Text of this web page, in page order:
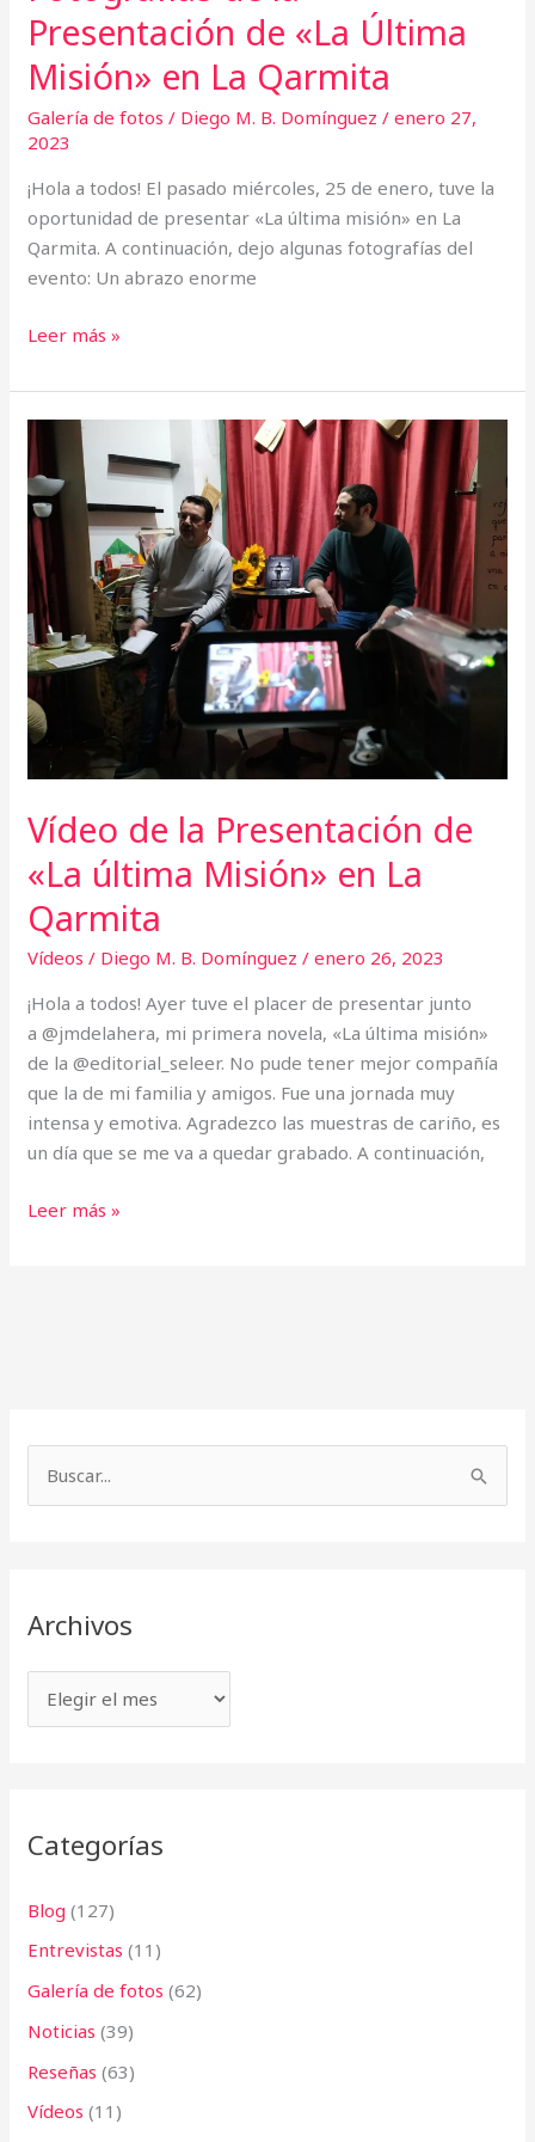
Presentación de «La Última
Misión» en La Qarmita
Galería de fotos / Diego M. B. Domínguez/enero 27,
2023
¡Hola a todos! El pasado miércoles, 25 de enero, tuve la
oportunidad de presentar «La última misión» en La
Qarmita. A continuación, dejo algunas fotografías del
evento: Un abrazo enorme
Leer más »
Vídeo de la Presentación de
«La última Misión» en La
Qarmita
Vídeos / Diego M. B. Domínguez/enero 26, 2023
¡Hola a todos! Ayer tuve el placer de presentar junto
a @jmdelahera, mi primera novela, «La última misión»
de la @editorial_seleer. No pude tener mejor compañía
que la de mi familia y amigos. Fue una jornada muy
intensa y emotiva. Agradezco las muestras de cariño, es
un día que se me va a quedar grabado. A continuación,
de
la
Presentación
de
«La
última
Misión»
en
La
Qarmita
Leer más »
a
o
Archivos
o
s
Categorías
Blog (127)
Entrevistas (11)
Galería de fotos (62)
Noticias (39)
Reseñas (63)
Vídeos (11)